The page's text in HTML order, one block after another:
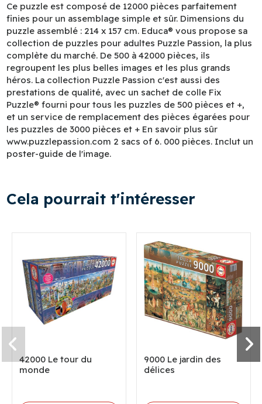
Ce puzzle est composé de 12000 pièces parfaitement
finies pour un assemblage simple et sûr. Dimensions du
puzzle assemblé : 214 x 157 cm. Educa® vous propose sa
collection de puzzles pour adultes Puzzle Passion, la plus
complète du marché. De 500 à 42000 pièces, ils
regroupent les plus belles images et les plus grands
héros. La collection Puzzle Passion c'est aussi des
prestations de qualité, avec un sachet de colle Fix
Puzzle® fourni pour tous les puzzles de 500 pièces et +,
et un service de remplacement des pièces égarées pour
les puzzles de 3000 pièces et + En savoir plus sûr
www.puzzlepassion.com 2 sacs of 6. 000 pièces. Inclut un
poster-guide de l'image.
Cela pourrait t'intéresser
42000 Le tour du
monde
9000 Le jardin des
délices